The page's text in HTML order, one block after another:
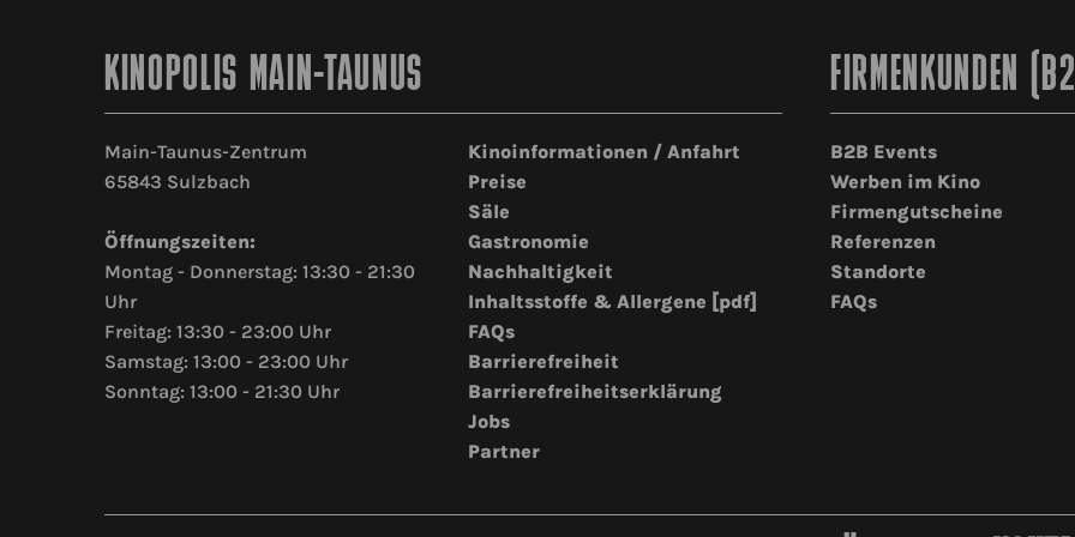
KINOPOLIS MAIN-TAUNUS
Main-Taunus-Zentrum
65843 Sulzbach
Öffnungszeiten:
Montag - Donnerstag: 13:30 - 21:30
Uhr
Freitag: 13:30 - 23:00 Uhr
Samstag: 13:00 - 23:00 Uhr
Sonntag: 13:00 - 21:30 Uhr
Kinoinformationen / Anfahrt
Preise
Säle
Gastronomie
Nachhaltigkeit
Inhaltsstoffe & Allergene [pdf]
FAQs
Barrierefreiheit
Barrierefreiheitserklärung
Jobs
Partner
FIRMENKUNDEN
B2B Events
Werben im Kino
Firmengutscheine
Referenzen
Standorte
FAQs